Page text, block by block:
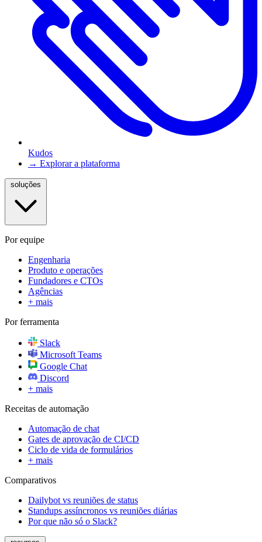
Kudos
→ Explorar a plataforma
Por equipe
Engenharia
Produto e operações
Fundadores e CTOs
Agências
+ mais
Por ferramenta
Slack
Microsoft Teams
Google Chat
Discord
+ mais
Receitas de automação
Automação de chat
Gates de aprovação de CI/CD
Ciclo de vida de formulários
+ mais
Comparativos
Dailybot vs reuniões de status
Standups assíncronos vs reuniões diárias
Por que não só o Slack?